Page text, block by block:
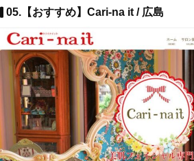
05.【おすすめ】Cari-na it / 広島